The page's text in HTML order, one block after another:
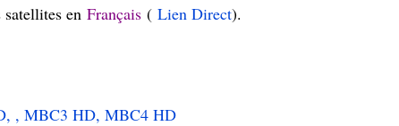
en Français( Lien Direct).
, MBC3 HD, MBC4 HD